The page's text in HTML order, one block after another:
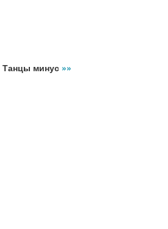
Танцы минус »»